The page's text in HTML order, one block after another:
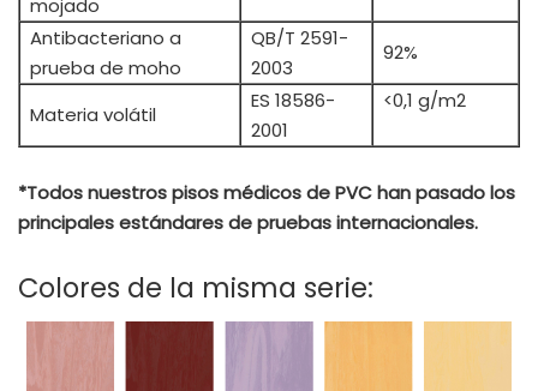
mojado
Antibacteriano a
prueba de moho
QB/T 2591-
2003
92%
Materia volátil
ES 18586-
2001
<0,1 g/m2
*Todos nuestros pisos médicos de PVC han pasado los
principales estándares de pruebas internacionales.
Colores de la misma serie: